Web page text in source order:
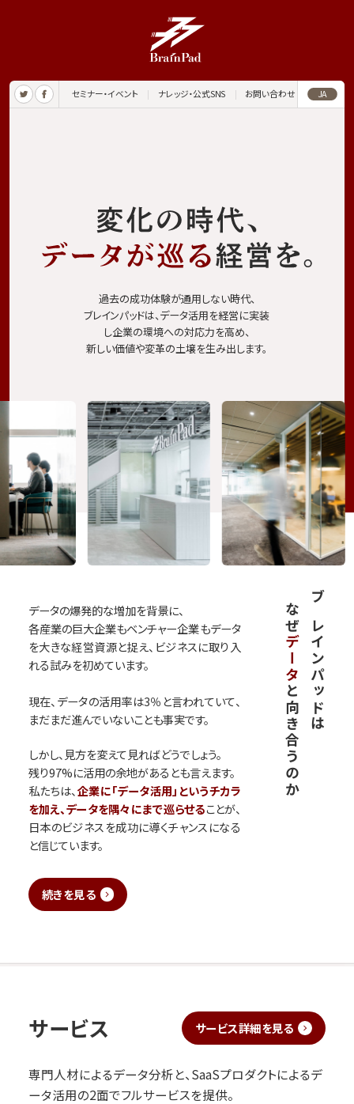
セミナー・イベント ナレッジ・公式SNS お問い合わせ JA
過去の成功体験が通用しない時代、
ブレインパッドは、データ活用を経営に実装
し企業の環境への対応力を高め、
新しい価値や変革の土壌を生み出します。
ブレインパッドは
なぜ
データ
と向き合うのか
データの爆発的な増加を背景に、
各産業の巨大企業もベンチャー企業もデータ
を大きな経営資源と捉え、 ビジネスに取り入
れる試みを初めています。
現在、データの活用率は3％と言われていて、
まだまだ進んでいないことも事実です。
しかし、見方を変えて見ればどうでしょう。
残り97%に活用の余地があるとも言えます。
私たちは、企業に「データ活用」というチカラ
を加え、データを隅々にまで巡らせることが、
日本のビジネスを成功に導くチャンスになる
と信じています。
続きを見る
サービス
専門人材によるデータ分析と、SaaSプロダクトによるデ
ータ活用の2面でフルサービスを提供。
サービス詳細を見る